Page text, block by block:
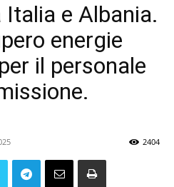
e Albania.
energie
il personale
2404